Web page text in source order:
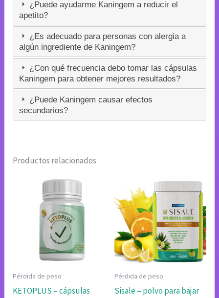
¿Puede ayudarme Kaningem a reducir el
apetito?
¿Es adecuado para personas con alergia a
algún ingrediente de Kaningem?
¿Con qué frecuencia debo tomar las cápsulas
Kaningem para obtener mejores resultados?
¿Puede Kaningem causar efectos
secundarios?
Productos relacionados
Pérdida de peso
KETOPLUS – cápsulas
Pérdida de peso
Sisale – polvo para bajar